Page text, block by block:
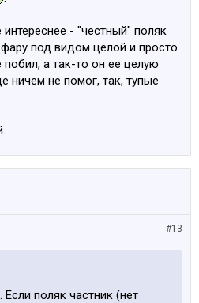
- "честный" поляк
под видом целой и просто
побил, а так-то он ее целую
ничем не помог, так, тупые
#13
поляк частник (нет